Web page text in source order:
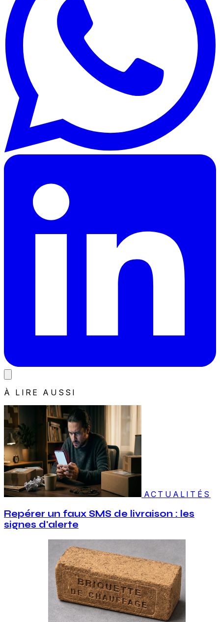
À LIRE AUSSI
ACTUALITÉS
Repérer un faux SMS de livraison : les
signes d'alerte